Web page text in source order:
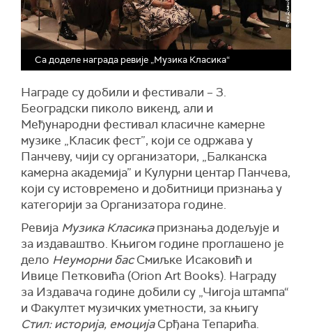
Са доделе награда ревије „Музика Класика“
Награде су добили и фестивали – 3.
Београдски пиколо викенд, али и
Међународни фестивал класичне камерне
музике „Класик фест”, који се одржава у
Панчеву, чији су организатори, „Балканска
камерна академија” и Кулурни центар Панчева,
који су истовремено и добитници признања у
категорији за Организатора године.
Ревија Музика Класикапризнања додељује и
за издаваштво. Књигом године проглашено је
дело Неуморни басСмиљке Исаковић и
Ивице Петковића (Orion Art Books). Награду
за Издавача године добили су „Чигоја штампа“
и Факултет музичких уметности, за књигу
Стил: историја, емоцијаСрђана Тепарића.